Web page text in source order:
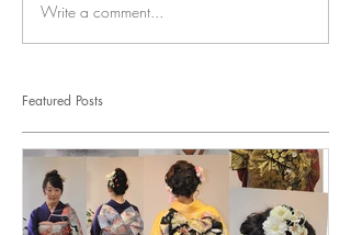
Write a comment...
Featured Posts